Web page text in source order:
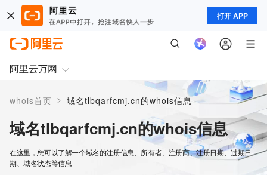
打开 APP
阿里云万网
whois首页 > 域名tlbqarfcmj.cn的whois信息
域名tlbqarfcmj.cn的whois信息
在这里，您可以了解一个域名的注册信息、所有者、注册商、注册日期、过期日
期、域名状态等信息